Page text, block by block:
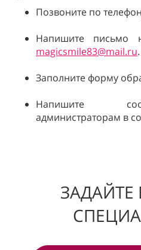
Позвоните по
Напишите письмо
magicsmile83@mail.ru.
Заполните форму
Напишите
администраторам в